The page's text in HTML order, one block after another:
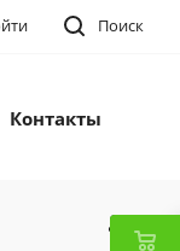
Поиск
Контакты